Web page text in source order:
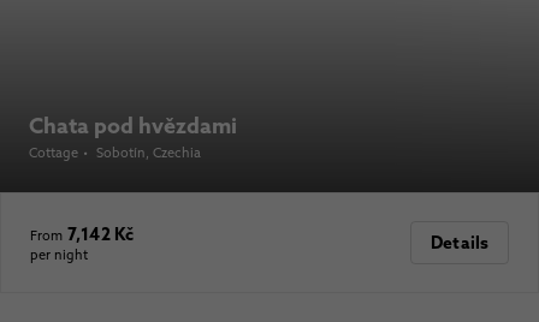
Chata pod hvězdami
Cottage • Sobotín, Czechia
From 7,142 Kč
per night
Details